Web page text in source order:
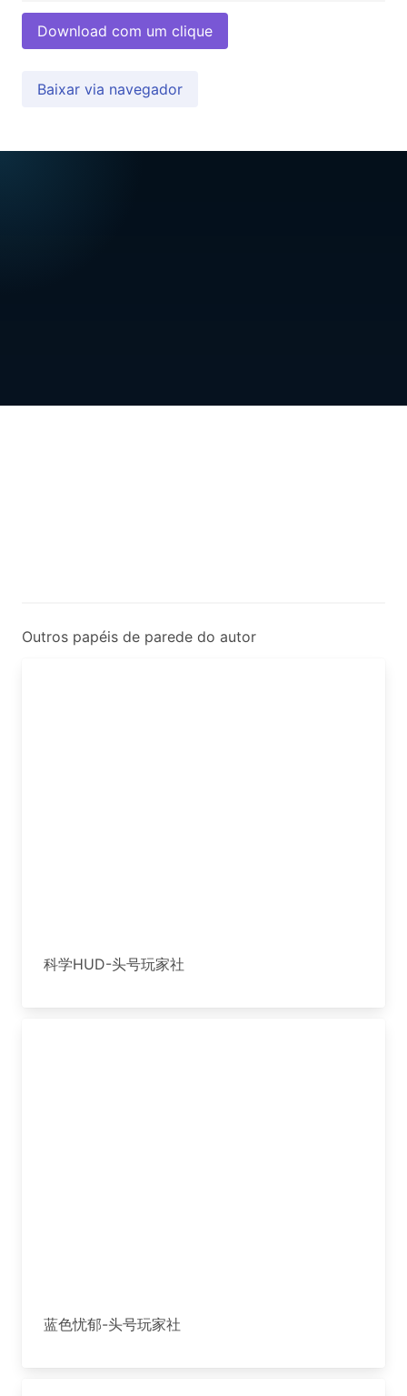
Download com um clique
Baixar via navegador
Outros papéis de parede do autor
科学HUD-头号玩家社
蓝色忧郁-头号玩家社